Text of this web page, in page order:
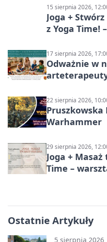
15 sierpnia 2026,
Joga +
z Yoga Time!
17 sierpnia 2026,
Odważnie w
22 sierpnia 2026,
Warhammer
29 sierpnia 2026,
Joga +
Time –
Ostatnie Artykuły
5 sierpnia 2026